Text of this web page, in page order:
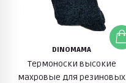
DINOMAMA
Термоноски высокие
махровые для резиновых